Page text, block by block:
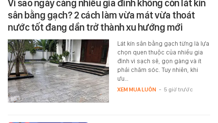
Vì sao ngày càng nhiều gia đình không còn lát kín
sân bằng gạch? 2 cách làm vừa mát vừa thoát
nước tốt đang dần trở thành xu hướng mới
Lát kín sân bằng gạch từng là lựa
chọn quen thuộc của nhiều gia
đình vì sạch sẽ, gọn gàng và ít
phải chăm sóc. Tuy nhiên, khi
ưu…
XEM MUA LUÔN - 5 giờ trước